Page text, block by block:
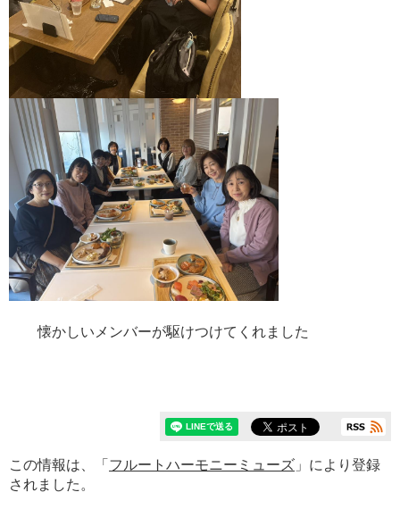
懐かしいメンバーが駆けつけてくれました
この情報は、「 フルートハーモニーミューズ 」により登録
されました。